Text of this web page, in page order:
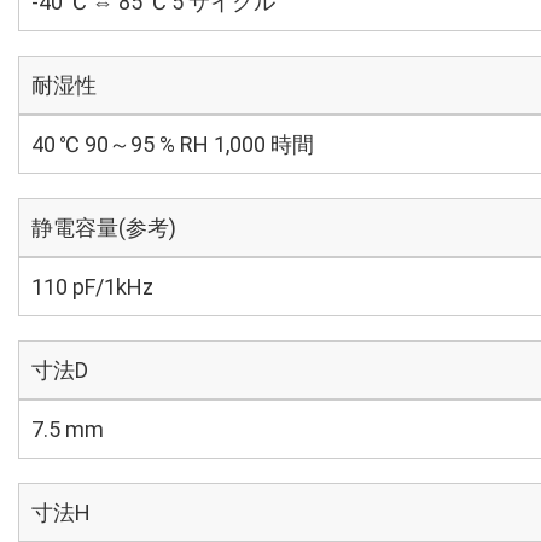
耐湿性
40 ℃ 90～95 % RH 1,000 時間
静電容量(参考)
110 pF/1kHz
寸法D
7.5 mm
寸法H